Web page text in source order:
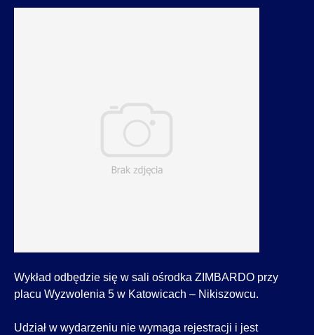
Wykład odbędzie się w sali ośrodka ZIMBARDO przy
placu Wyzwolenia 5 w Katowicach – Nikiszowcu.
Udział w wydarzeniu nie wymaga rejestracji i jest